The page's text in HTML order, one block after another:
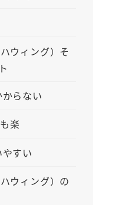
ウィング）そ
らない
楽
すい
ウィング）の